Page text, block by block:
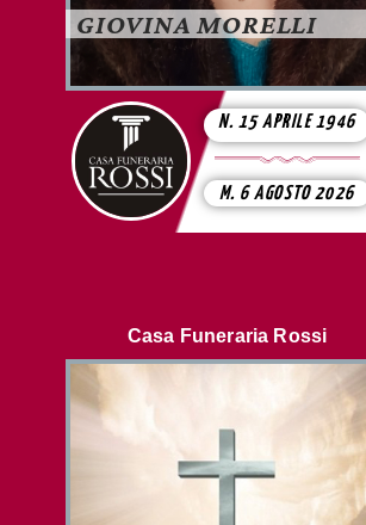
GIOVINA MORELLI
N. 15 APRILE 1946
M. 6 AGOSTO 2026
Casa Funeraria Rossi